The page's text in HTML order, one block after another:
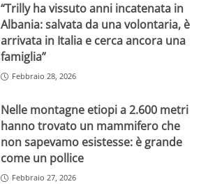
“Trilly ha vissuto anni incatenata in
Albania: salvata da una volontaria, è
arrivata in Italia e cerca ancora una
famiglia”
Febbraio 28, 2026
Nelle montagne etiopi a 2.600 metri
hanno trovato un mammifero che
non sapevamo esistesse: è grande
come un pollice
Febbraio 27, 2026